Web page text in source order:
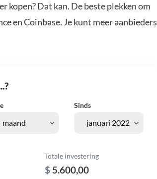
Dat kan. De beste plekken om
en Coinbase. Je kunt meer aanbieders
Sinds
Totale investering
$ 5.600,00